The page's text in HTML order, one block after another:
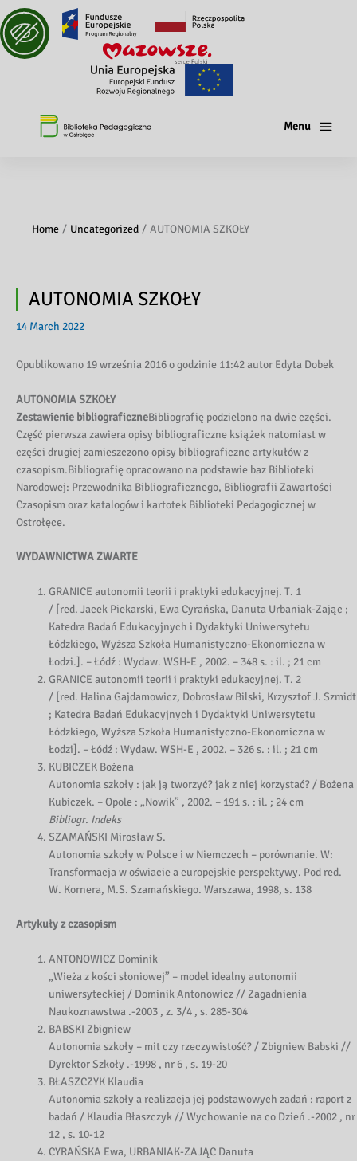
Menu
Home Uncategorized AUTONOMIA SZKOŁY
AUTONOMIA SZKOŁY
14 March 2022
Opublikowano 19 września 2016 o godzinie 11:42 autor Edyta Dobek
AUTONOMIA SZKOŁY
Zestawienie bibliograficzneBibliografię podzielono na dwie części.
Część pierwsza zawiera opisy bibliograficzne książek natomiast w
części drugiej zamieszczono opisy bibliograficzne artykułów z
czasopism.Bibliografię opracowano na podstawie baz Biblioteki
Narodowej: Przewodnika Bibliograficznego, Bibliografii Zawartości
Czasopism oraz katalogów i kartotek Biblioteki Pedagogicznej w
Ostrołęce.
WYDAWNICTWA ZWARTE
GRANICE autonomii teorii i praktyki edukacyjnej. T. 1
/ [red. Jacek Piekarski, Ewa Cyrańska, Danuta Urbaniak-Zając ;
Katedra Badań Edukacyjnych i Dydaktyki Uniwersytetu
Łódzkiego, Wyższa Szkoła Humanistyczno-Ekonomiczna w
Łodzi.]. – Łódź : Wydaw. WSH-E , 2002. – 348 s. : il. ; 21 cm
GRANICE autonomii teorii i praktyki edukacyjnej. T. 2
/ [red. Halina Gajdamowicz, Dobrosław Bilski, Krzysztof J. Szmidt
; Katedra Badań Edukacyjnych i Dydaktyki Uniwersytetu
Łódzkiego, Wyższa Szkoła Humanistyczno-Ekonomiczna w
Łodzi]. – Łódź : Wydaw. WSH-E , 2002. – 326 s. : il. ; 21 cm
KUBICZEK Bożena
Autonomia szkoły : jak ją tworzyć? jak z niej korzystać? / Bożena
Kubiczek. – Opole : „Nowik” , 2002. – 191 s. : il. ; 24 cm
Bibliogr. Indeks
SZAMAŃSKI Mirosław S.
Autonomia szkoły w Polsce i w Niemczech – porównanie. W:
Transformacja w oświacie a europejskie perspektywy. Pod red.
W. Kornera, M.S. Szamańskiego. Warszawa, 1998, s. 138
Artykuły z czasopism
ANTONOWICZ Dominik
„Wieża z kości słoniowej” – model idealny autonomii
uniwersyteckiej / Dominik Antonowicz // Zagadnienia
Naukoznawstwa .-2003 , z. 3/4 , s. 285-304
BABSKI Zbigniew
Autonomia szkoły – mit czy rzeczywistość? / Zbigniew Babski //
Dyrektor Szkoły .-1998 , nr 6 , s. 19-20
BŁASZCZYK Klaudia
Autonomia szkoły a realizacja jej podstawowych zadań : raport z
badań / Klaudia Błaszczyk // Wychowanie na co Dzień .-2002 , nr
12 , s. 10-12
CYRAŃSKA Ewa, URBANIAK-ZAJĄC Danuta